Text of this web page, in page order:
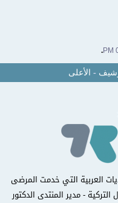
.
-الأعلى
العربية التي خدمت المرضى
التركية - مدير المنتدى الدكتور